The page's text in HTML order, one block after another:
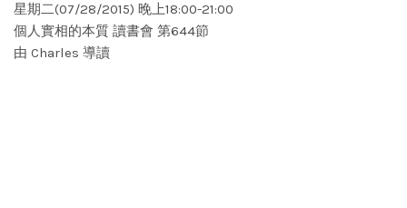
星期二(07/28/2015) 晚上18:00-21:00
個人實相的本質 讀書會 第644節
由 Charles 導讀